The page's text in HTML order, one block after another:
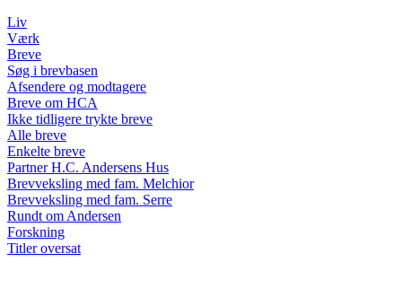
Liv
Værk
Breve
Søg i brevbasen
Afsendere og modtagere
Breve om HCA
Ikke tidligere trykte breve
Alle breve
Enkelte breve
Partner H.C. Andersens Hus
Brevveksling med fam. Melchior
Brevveksling med fam. Serre
Rundt om Andersen
Forskning
Titler oversat